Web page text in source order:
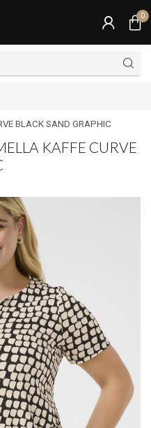
0
BLACK SAND GRAPHIC
KAFFE CURVE